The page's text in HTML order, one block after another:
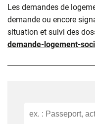
Les demandes de
demande ou encore
situation et suivi des
demande-logement-